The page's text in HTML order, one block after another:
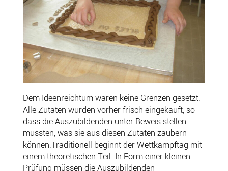
Dem Ideenreichtum waren keine Grenzen gesetzt.
Alle Zutaten wurden vorher frisch eingekauft, so
dass die Auszubildenden unter Beweis stellen
mussten, was sie aus diesen Zutaten zaubern
können.Traditionell beginnt der Wettkampftag mit
einem theoretischen Teil. In Form einer kleinen
Prüfung müssen die Auszubildenden